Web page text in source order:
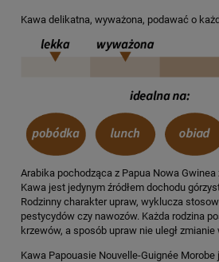
Kawa delikatna, wyważona, podawać o
Arabika pochodząca z Papua Nowa Gwinea
Kawa jest jedynym źródłem dochodu
Rodzinny charakter upraw, wyklucza
pestycydów czy nawozów. Każda rodzina
krzewów, a sposób upraw nie uległ
Kawa Papouasie Nouvelle-Guignée